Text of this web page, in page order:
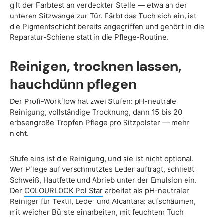
gilt der Farbtest an verdeckter Stelle — etwa an der
unteren Sitzwange zur Tür. Färbt das Tuch sich ein, ist
die Pigmentschicht bereits angegriffen und gehört in die
Reparatur-Schiene statt in die Pflege-Routine.
Reinigen, trocknen lassen,
hauchdünn pflegen
Der Profi-Workflow hat zwei Stufen: pH-neutrale
Reinigung, vollständige Trocknung, dann 15 bis 20
erbsengroße Tropfen Pflege pro Sitzpolster — mehr
nicht.
Stufe eins ist die Reinigung, und sie ist nicht optional.
Wer Pflege auf verschmutztes Leder aufträgt, schließt
Schweiß, Hautfette und Abrieb unter der Emulsion ein.
Der COLOURLOCK Pol Star arbeitet als pH-neutraler
Reiniger für Textil, Leder und Alcantara: aufschäumen,
mit weicher Bürste einarbeiten, mit feuchtem Tuch